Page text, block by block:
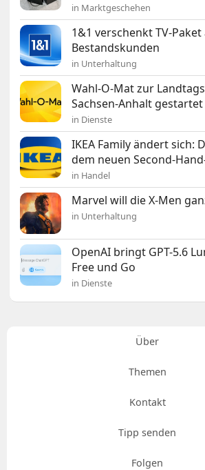
in Marktgeschehen
1&1 verschenkt TV-Paket
Bestandskunden
in Unterhaltung
Wahl-O-Mat zur
Sachsen-Anhalt gestartet
in Dienste
IKEA Family ändert sich:
dem neuen Second-
in Handel
Marvel will die X-Men
in Unterhaltung
OpenAI bringt GPT-5.6
Free und Go
in Dienste
Über
Themen
Kontakt
Tipp senden
Folgen